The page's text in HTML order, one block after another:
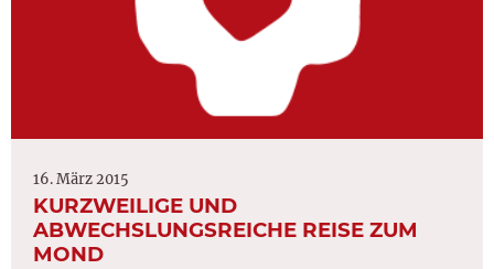
16. März 2015
KURZWEILIGE UND
ABWECHSLUNGSREICHE REISE ZUM
MOND